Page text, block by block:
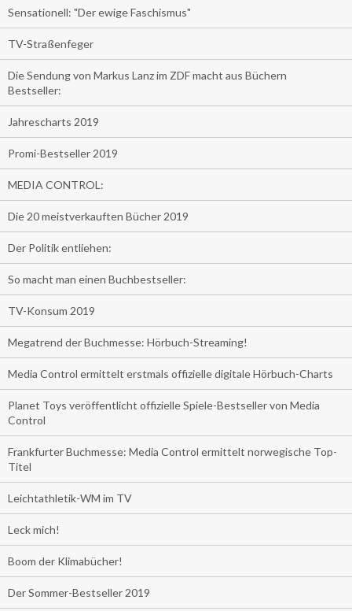
Sensationell: "Der ewige Faschismus"
TV-Straßenfeger
Die Sendung von Markus Lanz im ZDF macht aus Büchern
Bestseller:
Jahrescharts 2019
Promi-Bestseller 2019
MEDIA CONTROL:
Die 20 meistverkauften Bücher 2019
Der Politik entliehen:
So macht man einen Buchbestseller:
TV-Konsum 2019
Megatrend der Buchmesse: Hörbuch-Streaming!
Media Control ermittelt erstmals offizielle digitale Hörbuch-Charts
Planet Toys veröffentlicht offizielle Spiele-Bestseller von Media
Control
Frankfurter Buchmesse: Media Control ermittelt norwegische Top-
Titel
Leichtathletik-WM im TV
Leck mich!
Boom der Klimabücher!
Der Sommer-Bestseller 2019